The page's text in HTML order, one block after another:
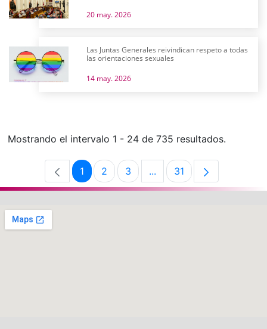
20 may. 2026
Las Juntas Generales reivindican respeto a todas
las orientaciones sexuales
14 may. 2026
Mostrando el intervalo 1 - 24 de 735 resultados.
Página
1 Página
2 Página
3 ...Páginas intermedias Use
Página
31